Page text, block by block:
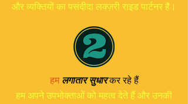
और व्यक्तियों का पसंदीदा लक्ज़री राइड पार्टनर है।
हम लगातार सुधारकर रहे हैं
हम अपने उपभोक्ताओं को महत्व देते हैं और उनकी